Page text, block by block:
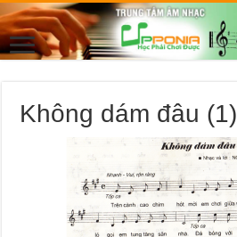
Không dám đâu (1)